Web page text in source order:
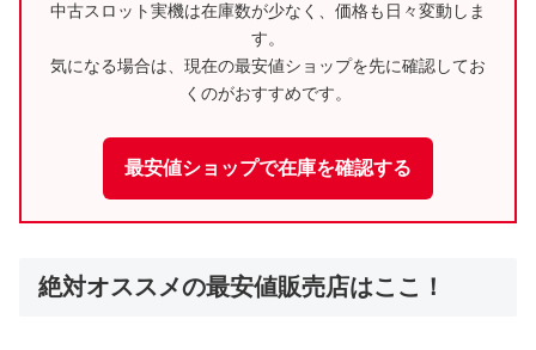
中古スロット実機は在庫数が少なく、価格も日々変動しま
す。
気になる場合は、現在の最安値ショップを先に確認してお
くのがおすすめです。
最安値ショップで在庫を確認する
絶対オススメの最安値販売店はここ！